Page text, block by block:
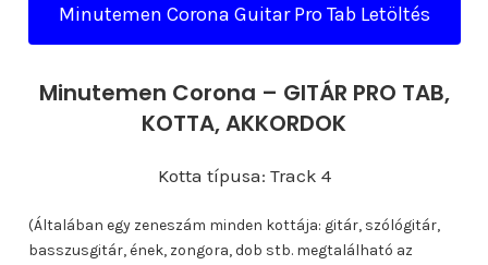
Minutemen Corona Guitar Pro Tab Letöltés
Minutemen Corona – GITÁR PRO TAB,
KOTTA, AKKORDOK
Kotta típusa: Track 4
(Általában egy zeneszám minden kottája: gitár, szólógitár,
basszusgitár, ének, zongora, dob stb. megtalálható az